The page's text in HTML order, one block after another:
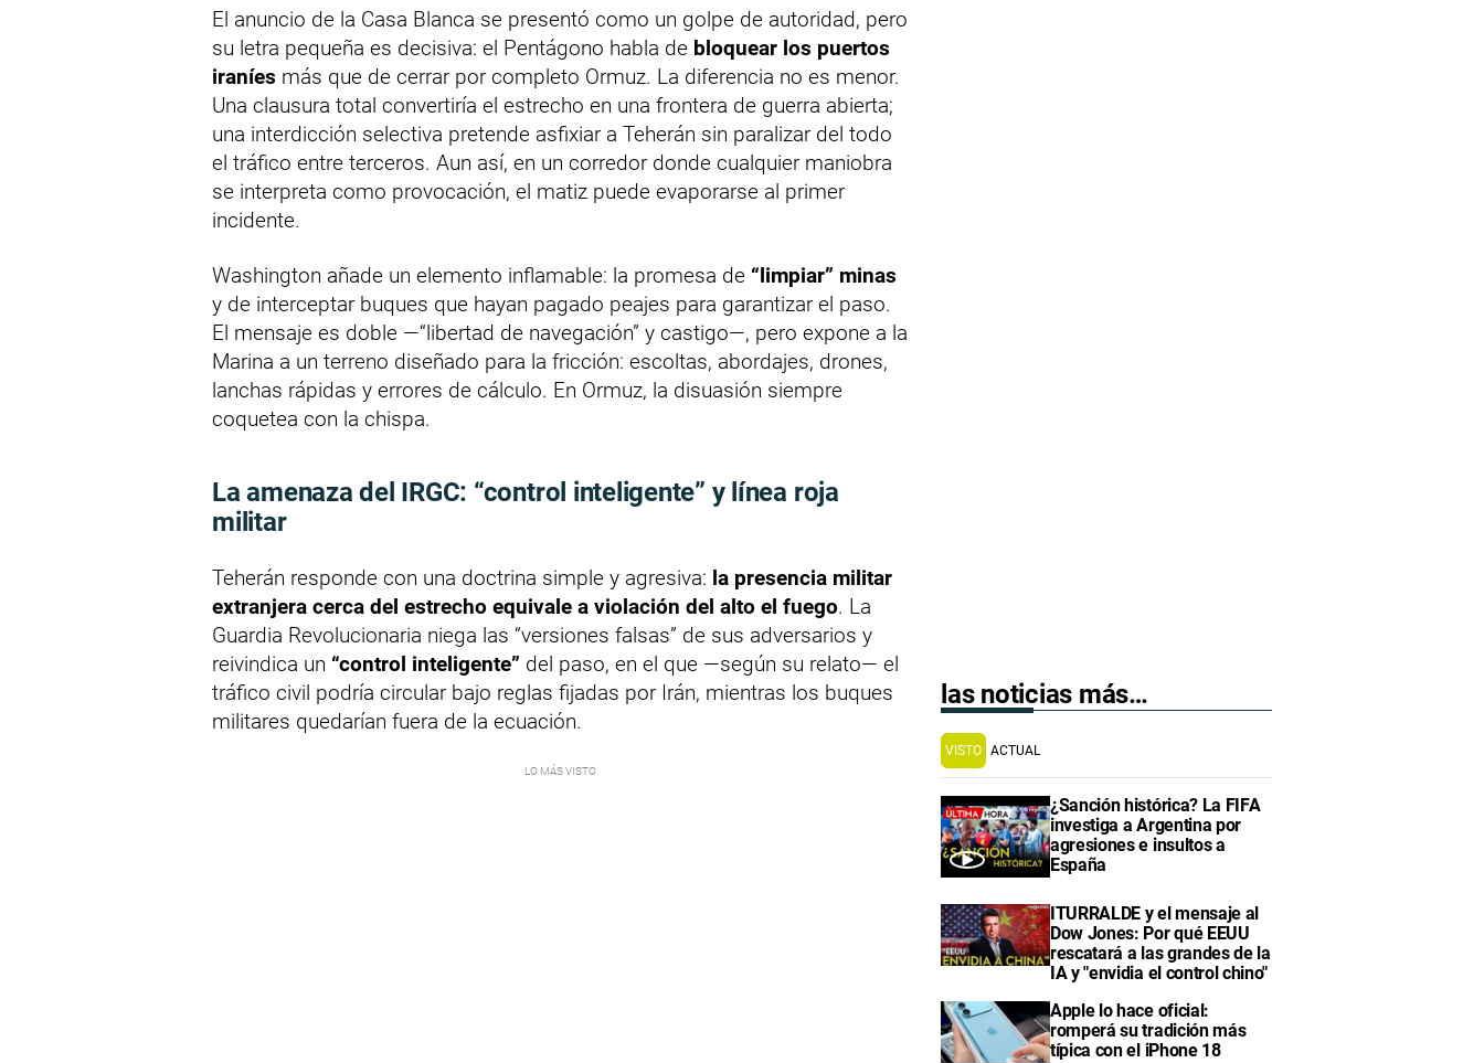
El anuncio de la Casa Blanca se presentó como un golpe de autoridad, pero
su letra pequeña es decisiva: el Pentágono habla de bloquear los puertos
iraníes más que de cerrar por completo Ormuz. La diferencia no es menor.
Una clausura total convertiría el estrecho en una frontera de guerra abierta;
una interdicción selectiva pretende asfixiar a Teherán sin paralizar del todo
el tráfico entre terceros. Aun así, en un corredor donde cualquier maniobra
se interpreta como provocación, el matiz puede evaporarse al primer
incidente.
Washington añade un elemento inflamable: la promesa de “limpiar” minas
y de interceptar buques que hayan pagado peajes para garantizar el paso.
El mensaje es doble —“libertad de navegación” y castigo—, pero expone a la
Marina a un terreno diseñado para la fricción: escoltas, abordajes, drones,
lanchas rápidas y errores de cálculo. En Ormuz, la disuasión siempre
coquetea con la chispa.
La amenaza del IRGC: “control inteligente” y línea roja
militar
Teherán responde con una doctrina simple y agresiva: la presencia militar
extranjera cerca del estrecho equivale a violación del alto el fuego. La
Guardia Revolucionaria niega las “versiones falsas” de sus adversarios y
reivindica un “control inteligente” del paso, en el que —según su relato— el
tráfico civil podría circular bajo reglas fijadas por Irán, mientras los buques
militares quedarían fuera de la ecuación.
las noticias más…
VISTO ACTUAL
¿Sanción histórica? La FIFA
investiga a Argentina por
agresiones e insultos a
España
ITURRALDE y el mensaje al
Dow Jones: Por qué EEUU
rescatará a las grandes de la
IA y "envidia el control chino"
Apple lo hace oficial:
romperá su tradición más
típica con el iPhone 18